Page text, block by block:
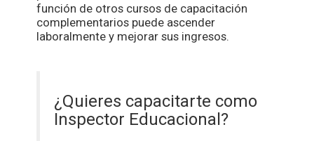
función de otros cursos de capacitación
complementarios puede ascender
laboralmente y mejorar sus ingresos.
¿Quieres capacitarte como
Inspector Educacional?